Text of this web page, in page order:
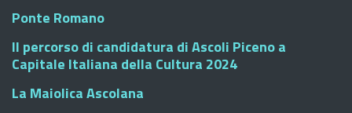
Ponte Romano
Il percorso di candidatura di Ascoli Piceno a
Capitale Italiana della Cultura 2024
La Maiolica Ascolana